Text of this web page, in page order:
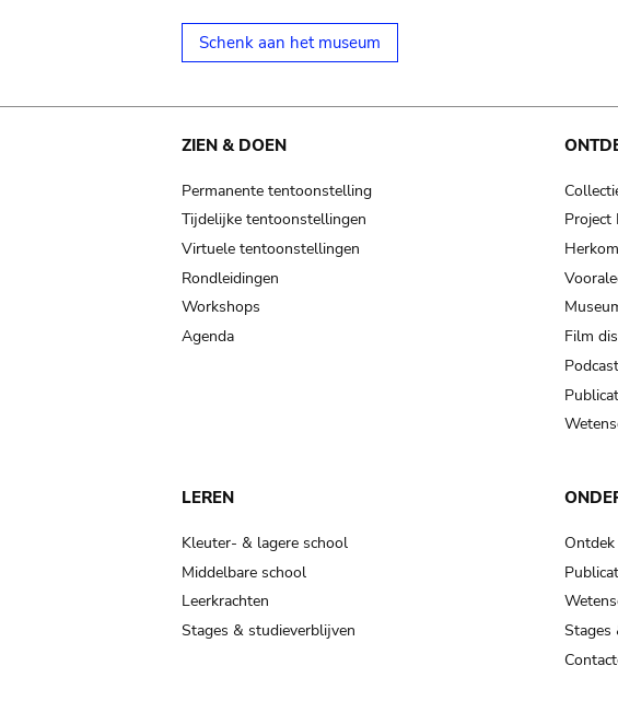
Schenk aan het museum
ZIEN & DOEN
Permanente tentoonstelling
Tijdelijke tentoonstellingen
Virtuele tentoonstellingen
Rondleidingen
Workshops
Agenda
Project
Film
LEREN
Kleuter- & lagere school
Middelbare school
Leerkrachten
Stages & studieverblijven
Stages